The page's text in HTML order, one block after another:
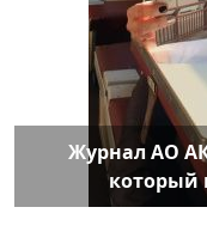
Журнал АО
который